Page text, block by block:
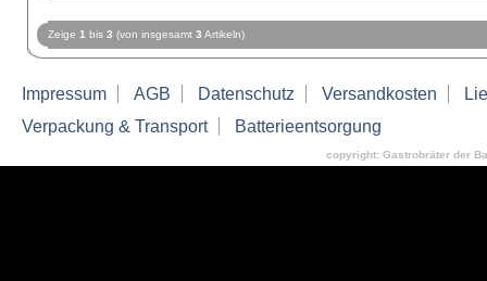
Zeige 1 bis 3 (von insgesamt 3 Artikeln)
Impressum AGB Datenschutz Versandkosten
Verpackung & Transport
Batterieentsorgung
copyright: Gastrobräter der